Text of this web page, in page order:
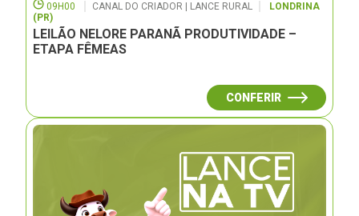
09H00 CANAL DO CRIADOR | LANCE RURAL
LONDRINA
(PR)
LEILÃO NELORE PARANÃ PRODUTIVIDADE –
ETAPA FÊMEAS
CONFERIR